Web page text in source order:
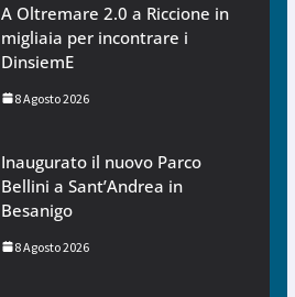
A Oltremare 2.0 a Riccione in
migliaia per incontrare i
DinsiemE
8 Agosto 2026
Inaugurato il nuovo Parco
Bellini a Sant’Andrea in
Besanigo
8 Agosto 2026